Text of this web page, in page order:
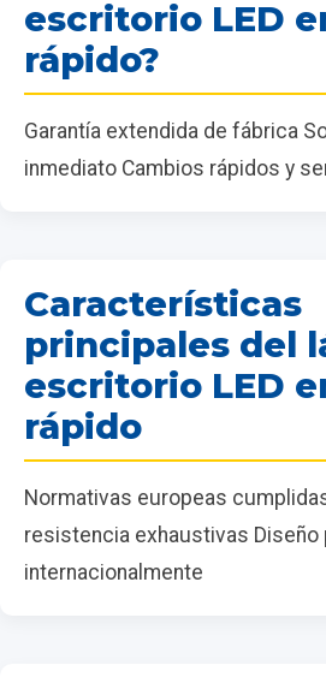
escritorio LED
rápido?
Garantía extendida de fábrica
inmediato Cambios rápidos y
Características
principales del
escritorio LED
rápido
Normativas europeas
resistencia exhaustivas Diseño
internacionalmente